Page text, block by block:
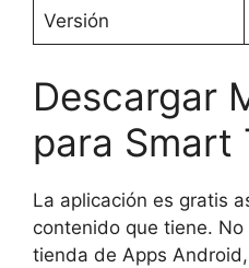
Versión
Descargar
para Smart
La aplicación es gratis
contenido que tiene.
tienda de Apps